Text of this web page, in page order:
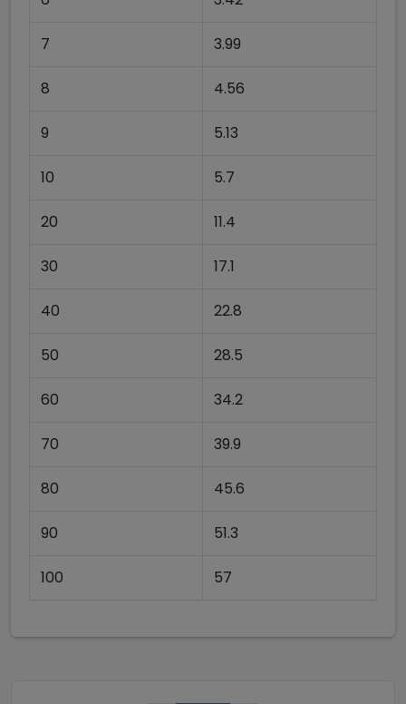
7 3.99
8 4.56
9 5.13
10 5.7
20 11.4
30 17.1
40 22.8
50 28.5
60 34.2
70 39.9
80 45.6
90 51.3
100 57